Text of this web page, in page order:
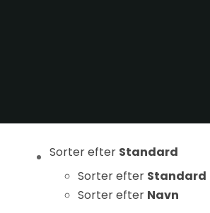
Sorter efter Standard
Sorter efter Standard
Sorter efter Navn
bruges.
Oplevelse